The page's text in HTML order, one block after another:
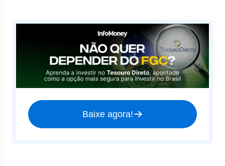
Baixe agora!